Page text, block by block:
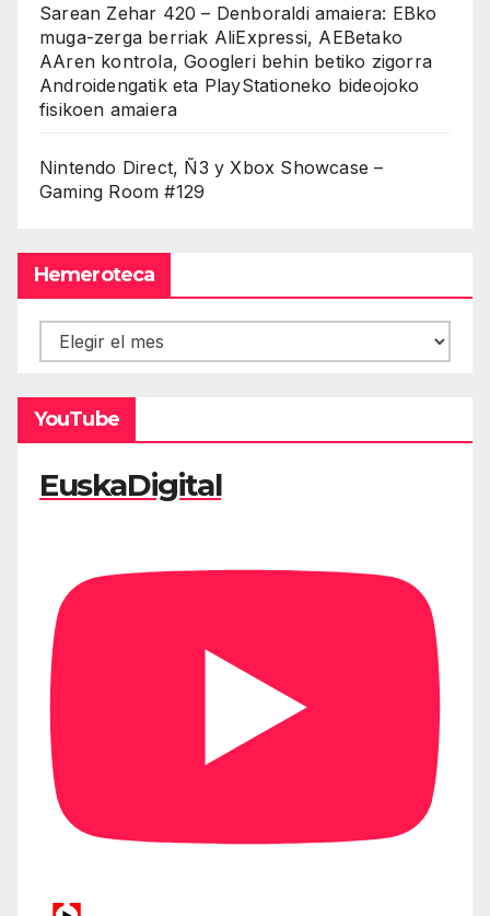
Sarean Zehar 420 – Denboraldi amaiera: EBko
muga-zerga berriak AliExpressi, AEBetako
AAren kontrola, Googleri behin betiko zigorra
Androidengatik eta PlayStationeko bideojoko
fisikoen amaiera
Nintendo Direct, Ñ3 y Xbox Showcase –
Gaming Room #129
Hemeroteca
Hemeroteca
YouTube
EuskaDigital